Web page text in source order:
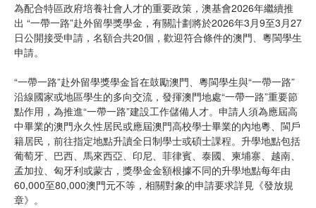
為配合特區政府培養社會人才的重要政策，澳基會2026年繼續推
出 “一帶一路”赴外留學獎學金，有關計劃將於2026年3月9至3月27
日公開接受申請，名額合共20個，歡迎符合條件的澳門、粵閩學生
申請。
“一帶一路”赴外留學獎學金旨在鼓勵澳門、粵閩學生與“一帶一路”
沿線國家或地區學生的多向交流，發揮澳門地處“一帶一路”重要節
點作用，為推進“一帶一路”建設工作儲備人才。申請人須為應屆高
中畢業的澳門永久性居民或應屆澳門高校學士畢業的內地粵、閩戶
籍居民，前往指定地點升讀全日制學士或碩士課程。升學地點包括
葡萄牙、巴西、馬來西亞、印尼、菲律賓、泰國、柬埔寨、越南、
孟加拉、匈牙利或蒙古，獎學金金額根據不同的升學地點每年由
60,000至80,000澳門元不等，相關對象的申請要求詳見《發放規
章》。